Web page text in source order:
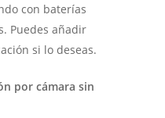
con baterías
Puedes añadir
si lo deseas.
por cámara sin